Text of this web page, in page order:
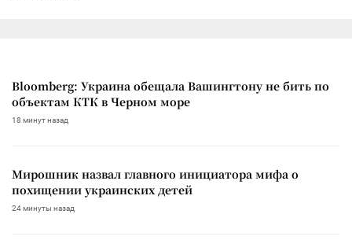
Bloomberg: Украина обещала Вашингтону не бить по
объектам КТК в Черном море
18 минут назад
Мирошник назвал главного инициатора мифа о
похищении украинских детей
24 минуты назад